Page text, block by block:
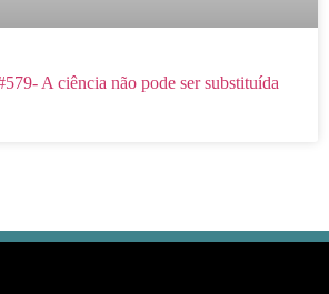
A ciência não pode ser substituída